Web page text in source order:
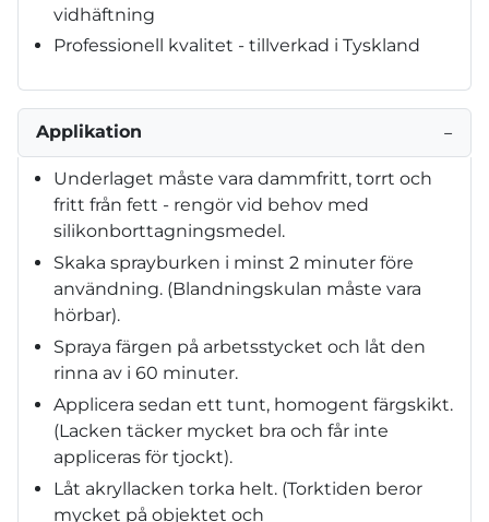
vidhäftning
Professionell kvalitet - tillverkad i Tyskland
Applikation −
Underlaget måste vara dammfritt, torrt och
fritt från fett - rengör vid behov med
silikonborttagningsmedel.
Skaka sprayburken i minst 2 minuter före
användning. (Blandningskulan måste vara
hörbar).
Spraya färgen på arbetsstycket och låt den
rinna av i 60 minuter.
Applicera sedan ett tunt, homogent färgskikt.
(Lacken täcker mycket bra och får inte
appliceras för tjockt).
Låt akryllacken torka helt. (Torktiden beror
mycket på objektet och